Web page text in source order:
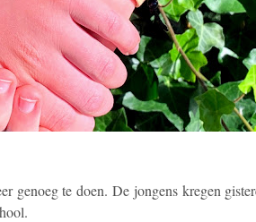
te doen. De jongens kregen